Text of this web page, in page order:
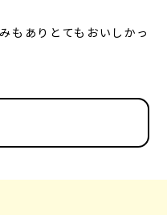
もありとてもおいしかっ